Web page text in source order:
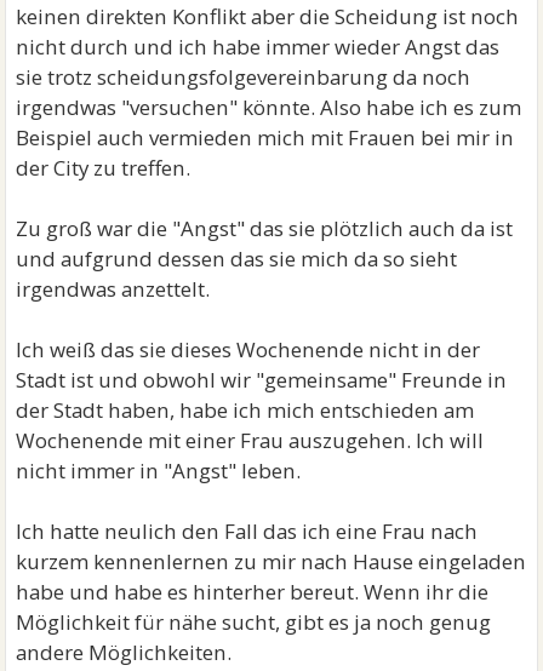
keinen direkten Konflikt aber die Scheidung ist noch
nicht durch und ich habe immer wieder Angst das
sie trotz scheidungsfolgevereinbarung da noch
irgendwas "versuchen" könnte. Also habe ich es zum
Beispiel auch vermieden mich mit Frauen bei mir in
der City zu treffen.
Zu groß war die "Angst" das sie plötzlich auch da ist
und aufgrund dessen das sie mich da so sieht
irgendwas anzettelt.
Ich weiß das sie dieses Wochenende nicht in der
Stadt ist und obwohl wir "gemeinsame" Freunde in
der Stadt haben, habe ich mich entschieden am
Wochenende mit einer Frau auszugehen. Ich will
nicht immer in "Angst" leben.
Ich hatte neulich den Fall das ich eine Frau nach
kurzem kennenlernen zu mir nach Hause eingeladen
habe und habe es hinterher bereut. Wenn ihr die
Möglichkeit für nähe sucht, gibt es ja noch genug
andere Möglichkeiten.